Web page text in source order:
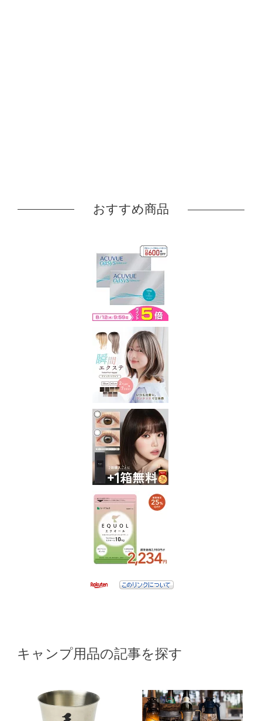
おすすめ商品
キャンプ用品の記事を探す